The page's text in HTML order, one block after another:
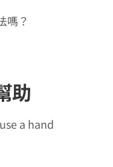
嗎？
助
a hand